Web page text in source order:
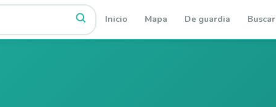
Inicio Mapa De guardia Buscar